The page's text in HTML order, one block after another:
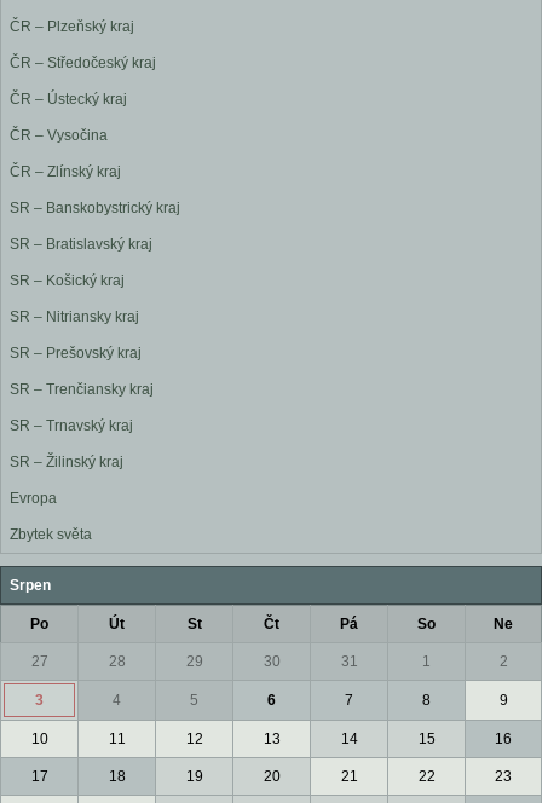
ČR – Plzeňský kraj
ČR – Středočeský kraj
ČR – Ústecký kraj
ČR – Vysočina
ČR – Zlínský kraj
SR – Banskobystrický kraj
SR – Bratislavský kraj
SR – Košický kraj
SR – Nitriansky kraj
SR – Prešovský kraj
SR – Trenčiansky kraj
SR – Trnavský kraj
SR – Žilinský kraj
Evropa
Zbytek světa
Srpen
Po Út St Čt Pá So Ne
27 28 29 30 31 1 2
3 4 5 6 7 8 9
10 11 12 13 14 15 16
17 18 19 20 21 22 23